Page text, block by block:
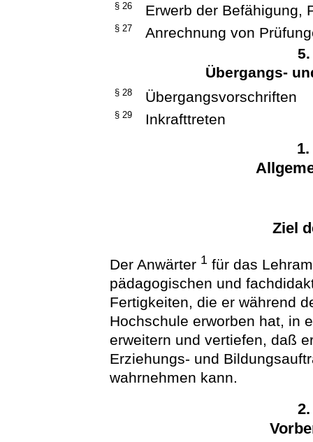
§ 26 Erwerb der Befähigung,
§ 27
Anrechnung von
Übergangs-
§ 28 Übergangsvorschriften
§ 29 Inkrafttreten
Ziel
Der Anwärter 1 für das
pädagogischen und
Fertigkeiten, die er während
Hochschule erworben hat, in
erweitern und vertiefen, daß
Erziehungs- und
wahrnehmen kann.